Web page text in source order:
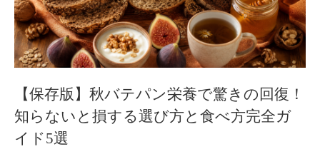
【保存版】秋バテパン栄養で驚きの回復！
知らないと損する選び方と食べ方完全ガ
イド5選